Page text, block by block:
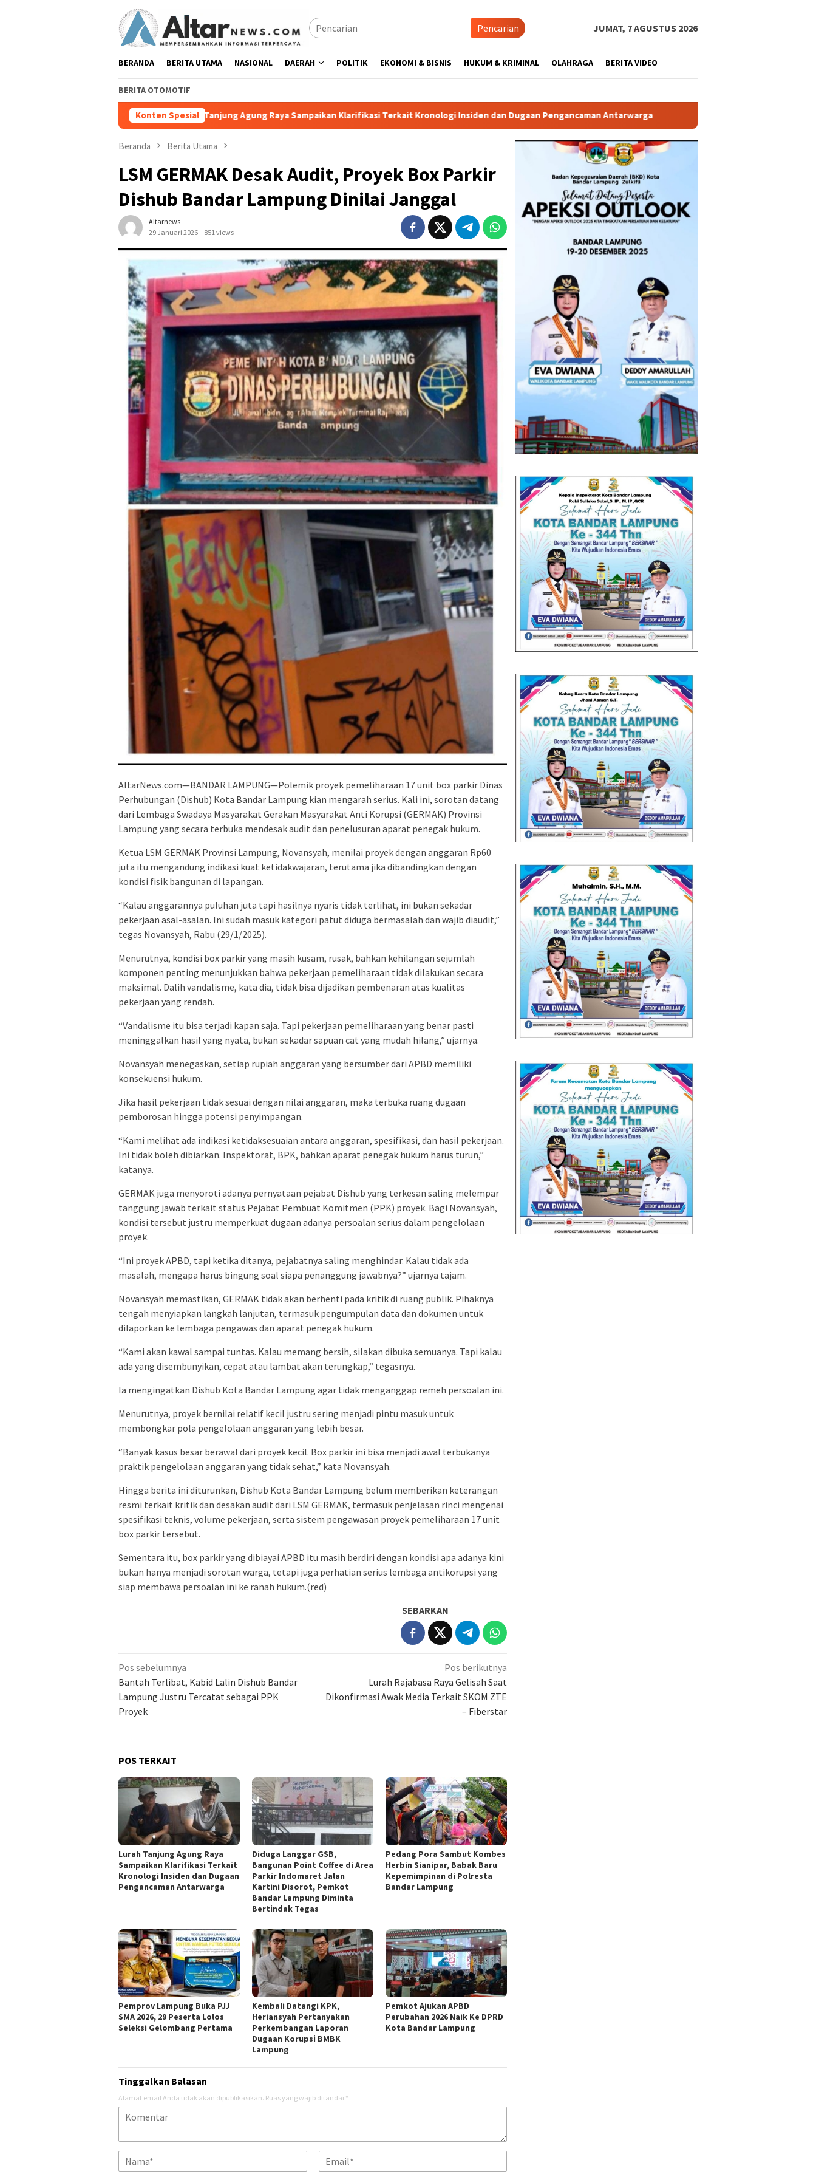
Pencarian JUMAT, 7 AGUSTUS 2026
BERANDA BERITA UTAMA NASIONAL DAERAH POLITIK EKONOMI & BISNIS HUKUM & KRIMINAL OLAHRAGA BERITA VIDEO
BERITA OTOMOTIF
Konten Spesial
Lurah Tanjung Agung Raya Sampaikan Klarifikasi Terkait Kronologi Insiden dan Dugaan Pengancaman Antarwarga Diduga Langgar GSB, Bangunan Point Coffee di Area
Beranda Berita Utama
LSM GERMAK Desak Audit, Proyek Box Parkir
Dishub Bandar Lampung Dinilai Janggal
Altarnews
29 Januari 2026
851 views
AltarNews.com—BANDAR LAMPUNG—Polemik proyek pemeliharaan 17 unit box parkir Dinas
Perhubungan (Dishub) Kota Bandar Lampung kian mengarah serius. Kali ini, sorotan datang
dari Lembaga Swadaya Masyarakat Gerakan Masyarakat Anti Korupsi (GERMAK) Provinsi
Lampung yang secara terbuka mendesak audit dan penelusuran aparat penegak hukum.
Ketua LSM GERMAK Provinsi Lampung, Novansyah, menilai proyek dengan anggaran Rp60
juta itu mengandung indikasi kuat ketidakwajaran, terutama jika dibandingkan dengan
kondisi fisik bangunan di lapangan.
“Kalau anggarannya puluhan juta tapi hasilnya nyaris tidak terlihat, ini bukan sekadar
pekerjaan asal-asalan. Ini sudah masuk kategori patut diduga bermasalah dan wajib diaudit,”
tegas Novansyah, Rabu (29/1/2025).
Menurutnya, kondisi box parkir yang masih kusam, rusak, bahkan kehilangan sejumlah
komponen penting menunjukkan bahwa pekerjaan pemeliharaan tidak dilakukan secara
maksimal. Dalih vandalisme, kata dia, tidak bisa dijadikan pembenaran atas kualitas
pekerjaan yang rendah.
“Vandalisme itu bisa terjadi kapan saja. Tapi pekerjaan pemeliharaan yang benar pasti
meninggalkan hasil yang nyata, bukan sekadar sapuan cat yang mudah hilang,” ujarnya.
Novansyah menegaskan, setiap rupiah anggaran yang bersumber dari APBD memiliki
konsekuensi hukum.
Jika hasil pekerjaan tidak sesuai dengan nilai anggaran, maka terbuka ruang dugaan
pemborosan hingga potensi penyimpangan.
“Kami melihat ada indikasi ketidaksesuaian antara anggaran, spesifikasi, dan hasil pekerjaan.
Ini tidak boleh dibiarkan. Inspektorat, BPK, bahkan aparat penegak hukum harus turun,”
katanya.
GERMAK juga menyoroti adanya pernyataan pejabat Dishub yang terkesan saling melempar
tanggung jawab terkait status Pejabat Pembuat Komitmen (PPK) proyek. Bagi Novansyah,
kondisi tersebut justru memperkuat dugaan adanya persoalan serius dalam pengelolaan
proyek.
“Ini proyek APBD, tapi ketika ditanya, pejabatnya saling menghindar. Kalau tidak ada
masalah, mengapa harus bingung soal siapa penanggung jawabnya?” ujarnya tajam.
Novansyah memastikan, GERMAK tidak akan berhenti pada kritik di ruang publik. Pihaknya
tengah menyiapkan langkah lanjutan, termasuk pengumpulan data dan dokumen untuk
dilaporkan ke lembaga pengawas dan aparat penegak hukum.
“Kami akan kawal sampai tuntas. Kalau memang bersih, silakan dibuka semuanya. Tapi kalau
ada yang disembunyikan, cepat atau lambat akan terungkap,” tegasnya.
Ia mengingatkan Dishub Kota Bandar Lampung agar tidak menganggap remeh persoalan ini.
Menurutnya, proyek bernilai relatif kecil justru sering menjadi pintu masuk untuk
membongkar pola pengelolaan anggaran yang lebih besar.
“Banyak kasus besar berawal dari proyek kecil. Box parkir ini bisa menjadi awal terbukanya
praktik pengelolaan anggaran yang tidak sehat,” kata Novansyah.
Hingga berita ini diturunkan, Dishub Kota Bandar Lampung belum memberikan keterangan
resmi terkait kritik dan desakan audit dari LSM GERMAK, termasuk penjelasan rinci mengenai
spesifikasi teknis, volume pekerjaan, serta sistem pengawasan proyek pemeliharaan 17 unit
box parkir tersebut.
Sementara itu, box parkir yang dibiayai APBD itu masih berdiri dengan kondisi apa adanya kini
bukan hanya menjadi sorotan warga, tetapi juga perhatian serius lembaga antikorupsi yang
siap membawa persoalan ini ke ranah hukum.(red)
SEBARKAN
Navigasi
pos
Pos sebelumnya
Bantah Terlibat, Kabid Lalin Dishub Bandar
Lampung Justru Tercatat sebagai PPK
Proyek
Pos berikutnya
Lurah Rajabasa Raya Gelisah Saat
Dikonfirmasi Awak Media Terkait SKOM ZTE
– Fiberstar
POS TERKAIT
Lurah Tanjung Agung Raya
Sampaikan Klarifikasi Terkait
Kronologi Insiden dan Dugaan
Pengancaman Antarwarga
Diduga Langgar GSB,
Bangunan Point Coffee di Area
Parkir Indomaret Jalan
Kartini Disorot, Pemkot
Bandar Lampung Diminta
Bertindak Tegas
Pedang Pora Sambut Kombes
Herbin Sianipar, Babak Baru
Kepemimpinan di Polresta
Bandar Lampung
Pemprov Lampung Buka PJJ
SMA 2026, 29 Peserta Lolos
Seleksi Gelombang Pertama
Kembali Datangi KPK,
Heriansyah Pertanyakan
Perkembangan Laporan
Dugaan Korupsi BMBK
Lampung
Pemkot Ajukan APBD
Perubahan 2026 Naik Ke DPRD
Kota Bandar Lampung
Tinggalkan Balasan
Alamat email Anda tidak akan dipublikasikan. Ruas yang wajib ditandai *